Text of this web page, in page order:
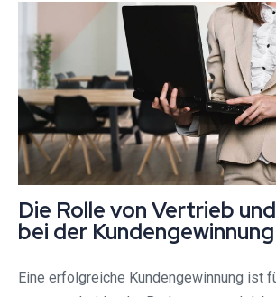
Die Rolle von Vertrieb
bei der Kundengewinnung
Eine erfolgreiche Kundengewinnung ist